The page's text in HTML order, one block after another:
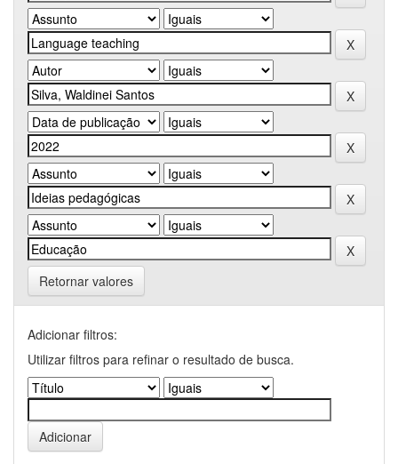
Retornar valores
Adicionar filtros:
Utilizar filtros para refinar o resultado de busca.